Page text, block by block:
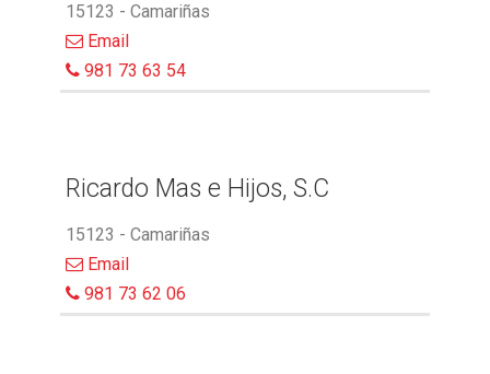
15123 - Camariñas
Email
981 73 63 54
Ricardo Mas e Hijos, S.C
15123 - Camariñas
Email
981 73 62 06